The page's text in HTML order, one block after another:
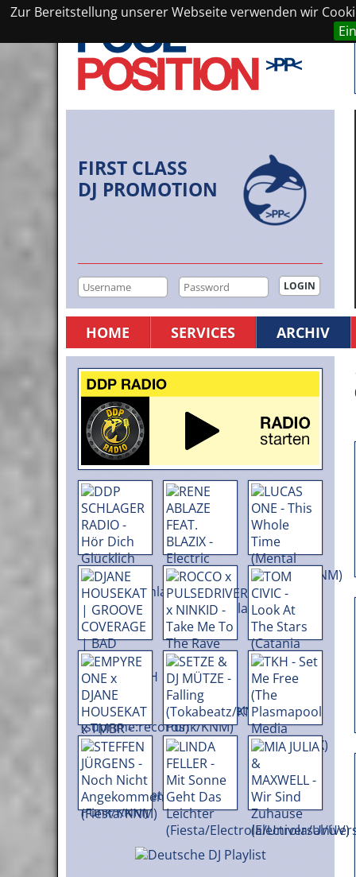
Zur Bereitstellung unserer Webseite verwenden wir
FIRST CLASS
DJ PROMOTION
HOME SERVICES ARCHIV